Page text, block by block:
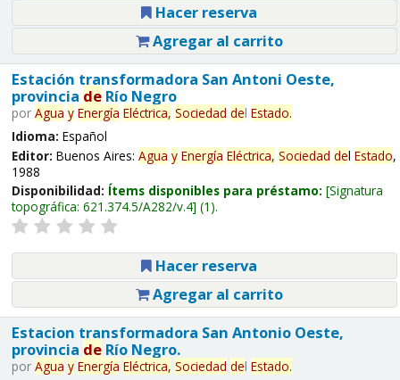
Hacer reserva
Agregar al carrito
Estación transformadora San Antoni Oeste,
provincia deRío Negro
por Agua y Energía Eléctrica, Sociedad del Estado.
Idioma: Español
Editor: Buenos Aires: Agua y Energía Eléctrica, Sociedad del Estado,
1988
Disponibilidad: Ítems disponibles para préstamo: Signatura
topográfica: 621.374.5/A282/v.4 (1).
Hacer reserva
Agregar al carrito
Estacion transformadora San Antonio Oeste,
provincia deRío Negro.
por Agua y Energía Eléctrica, Sociedad del Estado.